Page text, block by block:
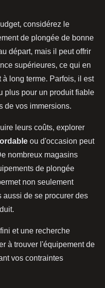
considérez le
de plongée de bonne
départ, mais il peut offrir
supérieures, ce qui en
long terme. Parfois, il est
plus pour un produit fiable
de vos immersions.
leurs coûts, explorer
ou d'occasion peut
nombreux magasins
de plongée
non seulement
aussi de se procurer des
et une recherche
à trouver l'équipement de
vos contraintes